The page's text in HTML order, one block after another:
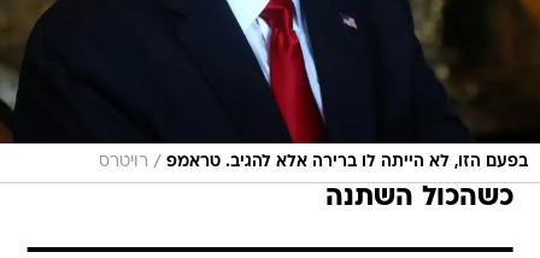
בפעם הזו, לא הייתה לו ברירה אלא להגיב. טראמפ / רויטרס
כשהכול השתנה